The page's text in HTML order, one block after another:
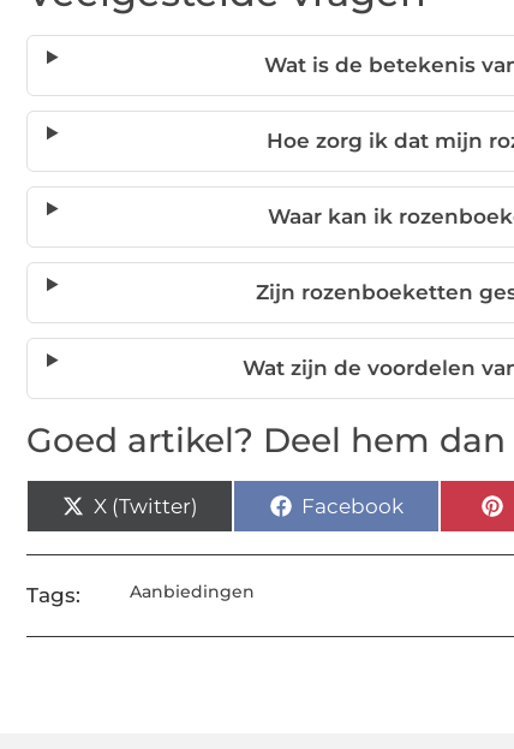
Wat is de betekenis
Hoe zorg ik dat mijn
Waar kan ik
Zijn rozenboeketten
Wat zijn de voordelen
Goed artikel? Deel hem dan
X (Twitter) Facebook
Tags: Aanbiedingen